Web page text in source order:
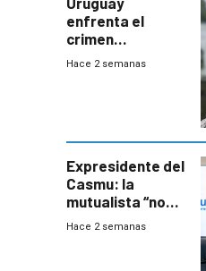
enfrenta el
crimen
organizado con
seguridad
Hace 2 semanas
Expresidente del
Casmu: la
mutualista “no
está para pagar”
Hace 2 semanas